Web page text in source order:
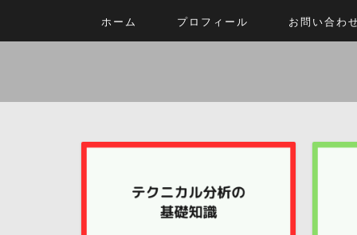
ホーム プロフィール お問い合わ